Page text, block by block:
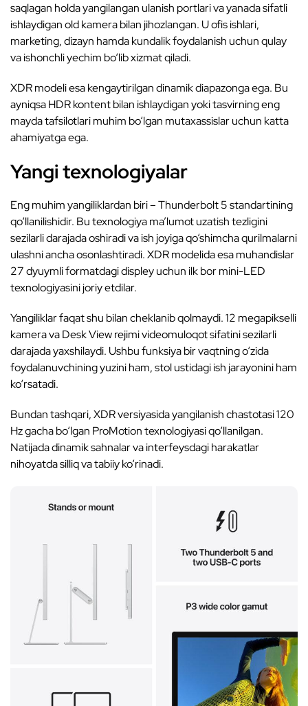
saqlagan holda yangilangan ulanish portlari va yanada sifatli
ishlaydigan old kamera bilan jihozlangan. U ofis ishlari,
marketing, dizayn hamda kundalik foydalanish uchun qulay
va ishonchli yechim bo‘lib xizmat qiladi.
XDR modeli esa kengaytirilgan dinamik diapazonga ega. Bu
ayniqsa HDR kontent bilan ishlaydigan yoki tasvirning eng
mayda tafsilotlari muhim bo‘lgan mutaxassislar uchun katta
ahamiyatga ega.
Yangi texnologiyalar
Eng muhim yangiliklardan biri – Thunderbolt 5 standartining
qo‘llanilishidir. Bu texnologiya ma’lumot uzatish tezligini
sezilarli darajada oshiradi va ish joyiga qo‘shimcha qurilmalarni
ulashni ancha osonlashtiradi. XDR modelida esa muhandislar
27 dyuymli formatdagi displey uchun ilk bor mini-LED
texnologiyasini joriy etdilar.
Yangiliklar faqat shu bilan cheklanib qolmaydi. 12 megapikselli
kamera va Desk View rejimi videomuloqot sifatini sezilarli
darajada yaxshilaydi. Ushbu funksiya bir vaqtning o‘zida
foydalanuvchining yuzini ham, stol ustidagi ish jarayonini ham
ko‘rsatadi.
Bundan tashqari, XDR versiyasida yangilanish chastotasi 120
Hz gacha bo‘lgan ProMotion texnologiyasi qo‘llanilgan.
Natijada dinamik sahnalar va interfeysdagi harakatlar
nihoyatda silliq va tabiiy ko‘rinadi.